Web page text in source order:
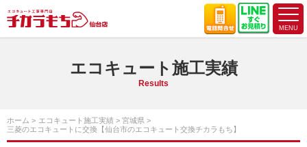
エコキュート施工実績
Results
ホーム エコキュート施工実績
宮城県
三菱のエコキュートに交換【仙台市のエコキュート交換チカラもち】